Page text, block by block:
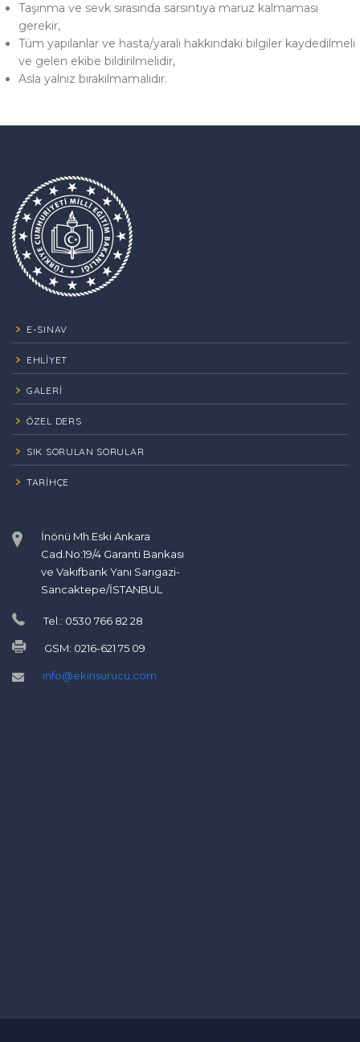
Taşınma ve sevk sırasında sarsıntıya maruz kalmaması
gerekir,
Tüm yapılanlar ve hasta/yaralı hakkındaki bilgiler kaydedilmeli
ve gelen ekibe bildirilmelidir,
Asla yalnız bırakılmamalıdır.
E-SINAV
EHLİYET
GALERİ
ÖZEL DERS
SIK SORULAN SORULAR
TARIHÇE
İnönü Mh.Eski Ankara
Cad.No:19/4 Garanti Bankası
ve Vakıfbank Yanı Sarıgazi-
Sancaktepe/İSTANBUL
Tel.: 0530 766 82 28
GSM: 0216-621 75 09
info@ekinsurucu.com